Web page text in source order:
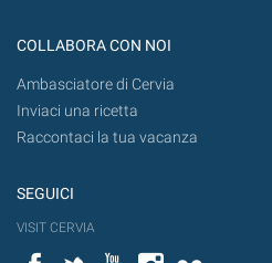
COLLABORA CON NOI
Ambasciatore di Cervia
Inviaci una ricetta
Raccontaci la tua vacanza
SEGUICI
VISIT CERVIA